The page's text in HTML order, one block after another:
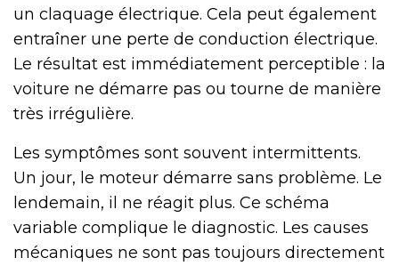
un claquage électrique. Cela peut également
entraîner une perte de conduction électrique.
Le résultat est immédiatement perceptible : la
voiture ne démarre pas ou tourne de manière
très irrégulière.
Les symptômes sont souvent intermittents.
Un jour, le moteur démarre sans problème. Le
lendemain, il ne réagit plus. Ce schéma
variable complique le diagnostic. Les causes
mécaniques ne sont pas toujours directement